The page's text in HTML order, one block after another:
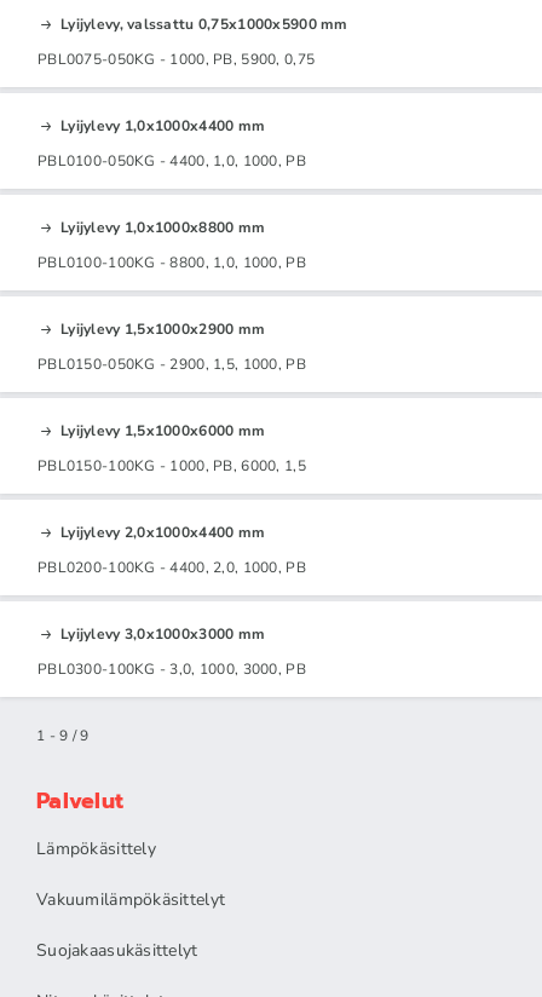
Lyijylevy, valssattu 0,75x1000x5900 mm
PBL0075-050KG - 1000, PB, 5900, 0,75
Lyijylevy 1,0x1000x4400 mm
PBL0100-050KG - 4400, 1,0, 1000, PB
Lyijylevy 1,0x1000x8800 mm
PBL0100-100KG - 8800, 1,0, 1000, PB
Lyijylevy 1,5x1000x2900 mm
PBL0150-050KG - 2900, 1,5, 1000, PB
Lyijylevy 1,5x1000x6000 mm
PBL0150-100KG - 1000, PB, 6000, 1,5
Lyijylevy 2,0x1000x4400 mm
PBL0200-100KG - 4400, 2,0, 1000, PB
Lyijylevy 3,0x1000x3000 mm
PBL0300-100KG - 3,0, 1000, 3000, PB
1 - 9 / 9
Palvelut
Lämpökäsittely
Vakuumilämpökäsittelyt
Suojakaasukäsittelyt